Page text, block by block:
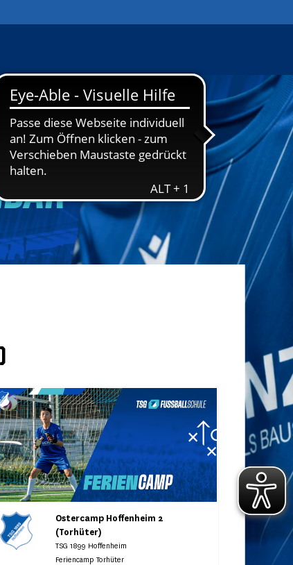
Ostercamp Hoffenheim 2
(Torhüter)
TSG 1899 Hoffenheim
Feriencamp Torhüter